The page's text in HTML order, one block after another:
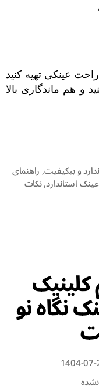
عینکی تهیه کنید
هم ماندگاری بالا
و بیکیفیت,راهنمای
عینک استاندارد,نکات
نگاه نو
1404-